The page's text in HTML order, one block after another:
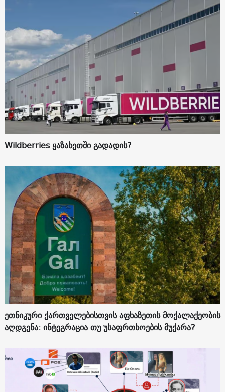
Wildberries ყაზახეთში გადადის?
ეთნიკური ქართველებისთვის აფხაზეთის მოქალაქეობის
აღდგენა: ინტეგრაცია თუ უსაფრთხოების მუქარა?